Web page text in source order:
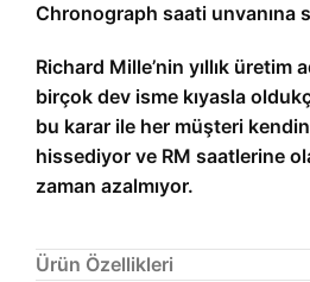
Chronograph saati unvanına
Richard Mille’nin yıllık üretim
birçok dev isme kıyasla
bu karar ile her müşteri
hissediyor ve RM saatlerine
zaman azalmıyor.
Ürün Özellikleri